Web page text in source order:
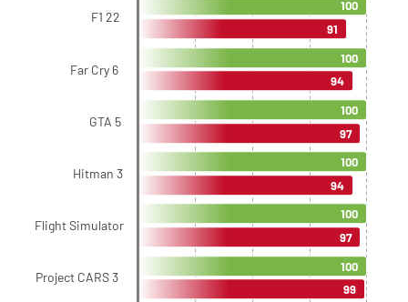
F1 22
Far Cry 6
GTA 5
Hitman 3
Flight Simulator
Project CARS 3
100
100
100
100
100
100
91
94
97
94
97
99